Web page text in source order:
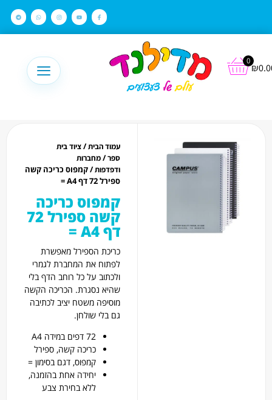
₪
0
עמוד הבית/ציוד בית
ספר/מחברות
ודפדפות/ קמפוס כריכה קשה
ספירל 72 דף A4 =
קמפוס כריכה
קשה ספירל 72
דף A4 =
כריכת הספירל מאפשרת
לפתוח את המחברת לגמרי
ולכתוב על כל רוחב הדף בלי
שהיא נסגרת. הכריכה הקשה
מוסיפה משטח יציב לכתיבה
גם בלי שולחן.
72 דפים במידה A4
כריכה קשה, ספירל
קמפוס, דגם בסימון =
יחידה אחת בהזמנה,
ללא בחירת צבע